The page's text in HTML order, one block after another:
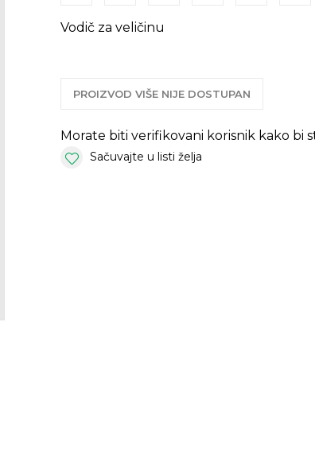
Vodič za veličinu
PROIZVOD VIŠE NIJE DOSTUPAN
Morate biti verifikovani korisnik kako bi
Sačuvajte u listi želja